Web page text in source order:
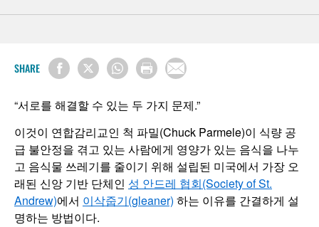
SHARE
“서로를 해결할 수 있는 두 가지 문제.”
이것이 연합감리교인 척 파밀(Chuck Parmele)이 식량 공
급 불안정을 겪고 있는 사람에게 영양가 있는 음식을 나누
고 음식물 쓰레기를 줄이기 위해 설립된 미국에서 가장 오
래된 신앙 기반 단체인 성 안드레 협회(Society of St.
Andrew)에서 이삭줍기(gleaner) 하는 이유를 간결하게 설
명하는 방법이다.